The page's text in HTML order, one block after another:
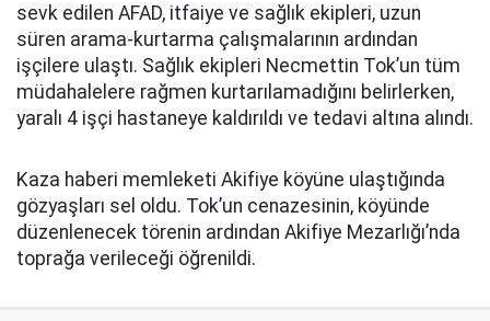
sevk edilen AFAD, itfaiye ve sağlık ekipleri, uzun
süren arama-kurtarma çalışmalarının ardından
işçilere ulaştı. Sağlık ekipleri Necmettin Tok’un tüm
müdahalelere rağmen kurtarılamadığını belirlerken,
yaralı 4 işçi hastaneye kaldırıldı ve tedavi altına alındı.
Kaza haberi memleketi Akifiye köyüne ulaştığında
gözyaşları sel oldu. Tok’un cenazesinin, köyünde
düzenlenecek törenin ardından Akifiye Mezarlığı’nda
toprağa verileceği öğrenildi.